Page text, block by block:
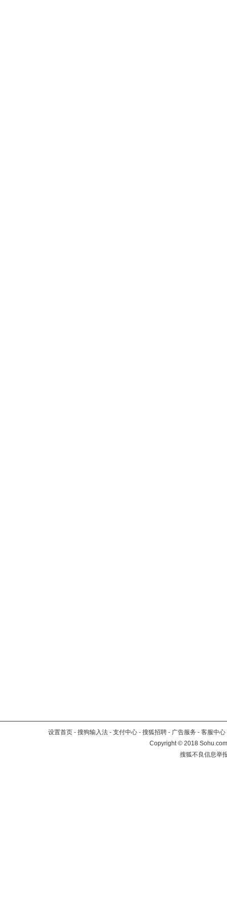
设置首页 - 搜狗输入法 - 支付中心 - 搜狐招聘 - 广告服务 - 客服中心
Copyright©2018
搜狐不良信息举